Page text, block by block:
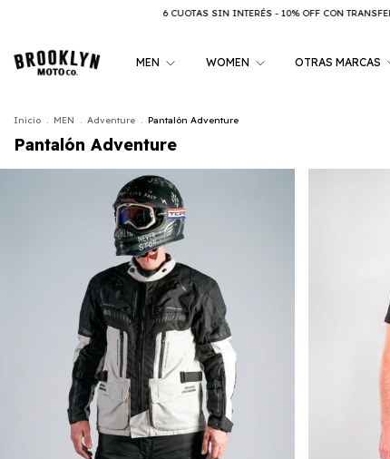
6 CUOTAS SIN INTERÉS - 10% OFF CON TRANSFERENCIA 6
MEN WOMEN OTRAS MARCAS
Inicio . MEN . Adventure . Pantalón Adventure
Pantalón Adventure